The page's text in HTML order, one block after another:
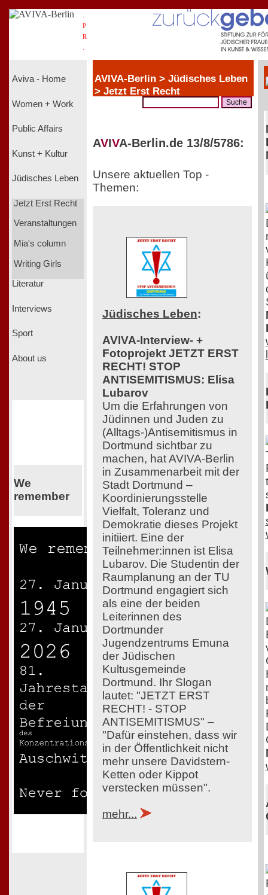
P
R
Aviva - Home
Women + Work
Public Affairs
Kunst + Kultur
Jüdisches Leben
Jetzt Erst Recht
Veranstaltungen
Mia's column
Writing Girls
Literatur
Interviews
Sport
About us
We
remember
AVIVA-Berlin > Jüdisches Leben
> Jetzt Erst Recht
AVIVA-Berlin.de 13/8/5786:
Unsere aktuellen Top -
Themen:
Jüdisches Leben:
AVIVA-Interview- +
Fotoprojekt JETZT ERST
RECHT! STOP
ANTISEMITISMUS: Elisa
Lubarov
Um die Erfahrungen von
Jüdinnen und Juden zu
(Alltags-)Antisemitismus in
Dortmund sichtbar zu
machen, hat AVIVA-Berlin
in Zusammenarbeit mit der
Stadt Dortmund –
Koordinierungsstelle
Vielfalt, Toleranz und
Demokratie dieses Projekt
initiiert. Eine der
Teilnehmer:innen ist Elisa
Lubarov. Die Studentin der
Raumplanung an der TU
Dortmund engagiert sich
als eine der beiden
Leiterinnen des
Dortmunder
Jugendzentrums Emuna
der Jüdischen
Kultusgemeinde
Dortmund. Ihr Slogan
lautet: "JETZT ERST
RECHT! - STOP
ANTISEMITISMUS" –
"Dafür einstehen, dass wir
in der Öffentlichkeit nicht
mehr unsere Davidstern-
Ketten oder Kippot
verstecken müssen".
mehr...